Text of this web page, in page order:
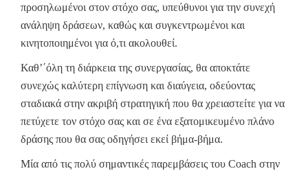
προσηλωμένοι στον στόχο σας, υπεύθυνοι για την συνεχή
ανάληψη δράσεων, καθώς και συγκεντρωμένοι και
κινητοποιημένοι για ό,τι ακολουθεί.
Καθ’΄όλη τη διάρκεια της συνεργασίας, θα αποκτάτε
συνεχώς καλύτερη επίγνωση και διαύγεια, οδεύοντας
σταδιακά στην ακριβή στρατηγική που θα χρειαστείτε για να
πετύχετε τον στόχο σας και σε ένα εξατομικευμένο πλάνο
δράσης που θα σας οδηγήσει εκεί βήμα-βήμα.
Μία από τις πολύ σημαντικές παρεμβάσεις του Coach στην